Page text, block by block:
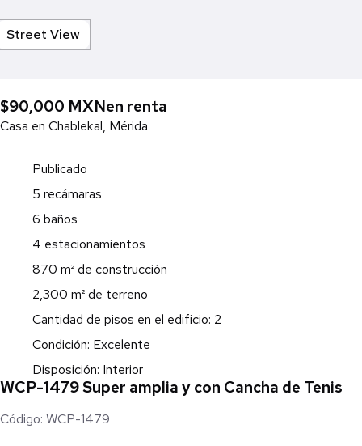
Street View
$90,000 MXNen renta
Casa en Chablekal, Mérida
Publicado
5 recámaras
6 baños
4 estacionamientos
870 m² de construcción
2,300 m² de terreno
Cantidad de pisos en el edificio: 2
Condición: Excelente
Disposición: Interior
WCP-1479 Super amplia y con Cancha de Tenis
Código: WCP-1479